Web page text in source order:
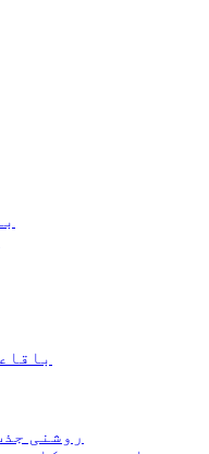
روشنی جذب (5-15 ملی